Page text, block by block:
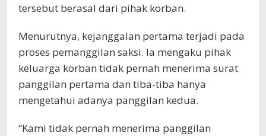
tersebut berasal dari pihak korban.
Menurutnya, kejanggalan pertama terjadi pada
proses pemanggilan saksi. Ia mengaku pihak
keluarga korban tidak pernah menerima surat
panggilan pertama dan tiba-tiba hanya
mengetahui adanya panggilan kedua.
“Kami tidak pernah menerima panggilan